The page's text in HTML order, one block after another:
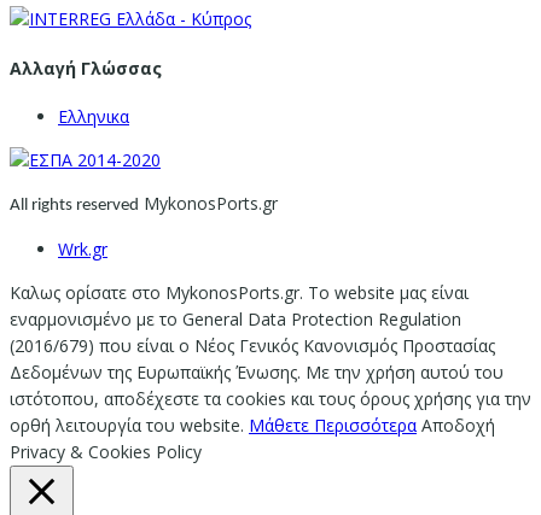
Αλλαγή Γλώσσας
Ελληνικα
All rights reserved MykonosPorts.gr
Wrk.gr
Καλως ορίσατε στο MykonosPorts.gr. Το website μας είναι
εναρμονισμένο με το General Data Protection Regulation
(2016/679) που είναι ο Νέος Γενικός Κανονισμός Προστασίας
Δεδομένων της Ευρωπαϊκής Ένωσης. Με την χρήση αυτού του
ιστότοπου, αποδέχεστε τα cookies και τους όρους χρήσης για την
ορθή λειτουργία του website. Μάθετε Περισσότερα Αποδοχή
Privacy & Cookies Policy